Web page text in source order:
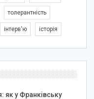
толерантність
інтерв'ю історія
як у Франківську